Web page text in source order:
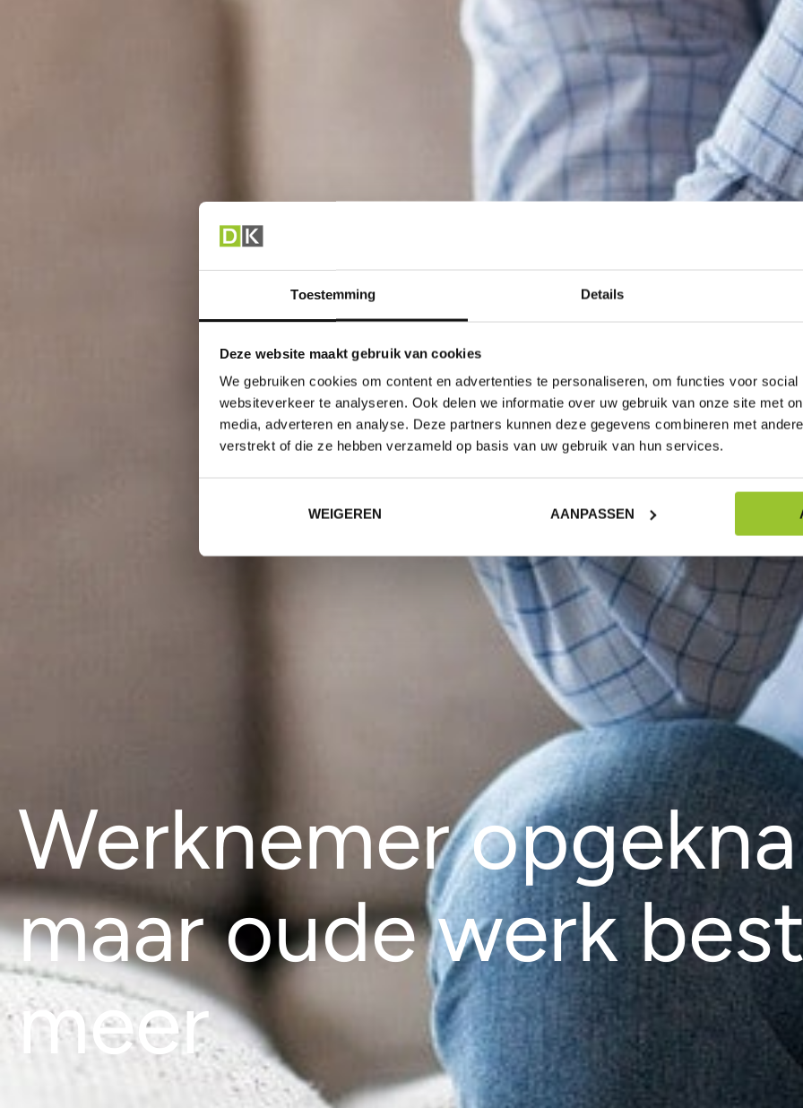
Toestemming Details
Deze website maakt gebruik van cookies
We gebruiken cookies om content en advertenties te personaliseren, om functies voor
websiteverkeer te analyseren. Ook delen we informatie over uw gebruik van onze site met
media, adverteren en analyse. Deze partners kunnen deze gegevens combineren met
verstrekt of die ze hebben verzameld op basis van uw gebruik van hun services.
WEIGEREN AANPASSEN
Werknemer
maar oude werk
meer